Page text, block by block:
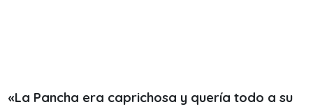
«La Pancha era caprichosa y quería todo a su